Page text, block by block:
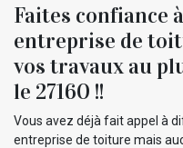
Faites confiance
entreprise de
vos travaux au
le 27160 !!
Vous avez déjà fait appel à
entreprise de toiture mais